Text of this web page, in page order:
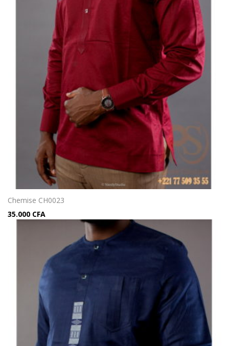
Chemise CH0023
35.000 CFA